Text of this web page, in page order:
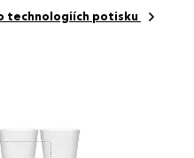
technologiích potisku